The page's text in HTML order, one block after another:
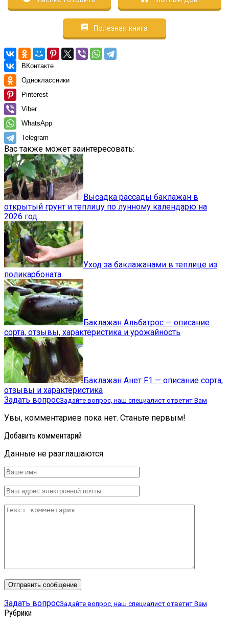
Полезная книга
ВКонтакте
Одноклассники
Pinterest
Viber
WhatsApp
Telegram
Вас также может заинтересовать:
Высадка рассады баклажан в
открытый грунт и теплицу по лунному календарю на
2026 год
Уход за баклажанами в теплице из
поликарбоната
Баклажан Альбатрос — описание
сорта, отзывы, характеристика и урожайность
Баклажан Анет F1 — описание сорта,
отзывы и характеристика
Задать вопросЗадайте вопрос, наш специалист ответит Вам
Увы, комментариев пока нет. Станьте первым!
Добавить комментарий
Данные не разглашаются
Задать вопросЗадайте вопрос, наш специалист ответит Вам
Рубрики